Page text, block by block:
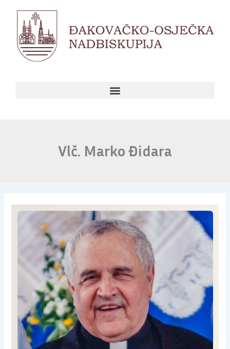
content
Vlč. Marko Đidara